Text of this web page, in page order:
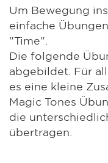
Um Bewegung
einfache
"Time".
Die folgende
abgebildet. Für
es eine kleine
Magic Tones
die
übertragen.